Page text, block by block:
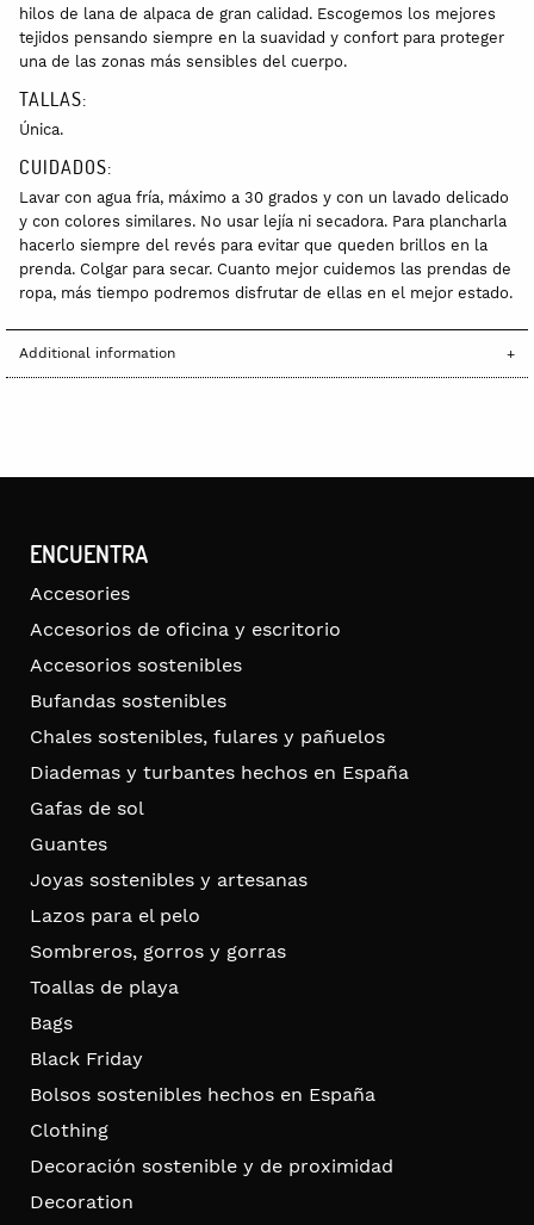
hilos de lana de alpaca de gran calidad. Escogemos los mejores
tejidos pensando siempre en la suavidad y confort para proteger
una de las zonas más sensibles del cuerpo.
TALLAS:
Única.
CUIDADOS:
Lavar con agua fría, máximo a 30 grados y con un lavado delicado
y con colores similares. No usar lejía ni secadora. Para plancharla
hacerlo siempre del revés para evitar que queden brillos en la
prenda. Colgar para secar. Cuanto mejor cuidemos las prendas de
ropa, más tiempo podremos disfrutar de ellas en el mejor estado.
Additional information
ENCUENTRA
Accesories
Accesorios de oficina y escritorio
Accesorios sostenibles
Bufandas sostenibles
Chales sostenibles, fulares y pañuelos
Diademas y turbantes hechos en España
Gafas de sol
Guantes
Joyas sostenibles y artesanas
Lazos para el pelo
Sombreros, gorros y gorras
Toallas de playa
Bags
Black Friday
Bolsos sostenibles hechos en España
Clothing
Decoración sostenible y de proximidad
Decoration